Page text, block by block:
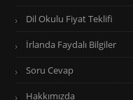
Dil Okulu Fiyat Teklifi
İrlanda Faydalı Bilgiler
Soru Cevap
Hakkımızda